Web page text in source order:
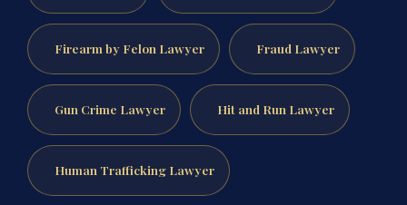
Firearm by Felon Lawyer Fraud Lawyer
Gun Crime Lawyer Hit and Run Lawyer
Human Trafficking Lawyer